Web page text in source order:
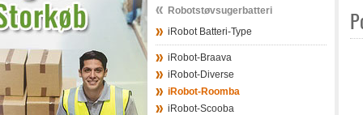
Robotstøvsugerbatteri
iRobot Batteri-Type
iRobot-Braava
iRobot-Diverse
iRobot-Roomba
iRobot-Scooba